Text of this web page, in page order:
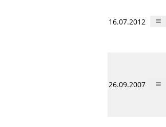
16.07.2012
26.09.2007